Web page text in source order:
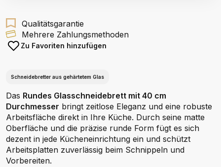
Qualitätsgarantie
Mehrere Zahlungsmethoden
Zu Favoriten hinzufügen
Schneidebretter aus gehärtetem Glas
Das Rundes Glasschneidebrett mit 40 cm
Durchmesser bringt zeitlose Eleganz und eine robuste
Arbeitsfläche direkt in Ihre Küche. Durch seine matte
Oberfläche und die präzise runde Form fügt es sich
dezent in jede Kücheneinrichtung ein und schützt
Arbeitsplatten zuverlässig beim Schnippeln und
Vorbereiten.